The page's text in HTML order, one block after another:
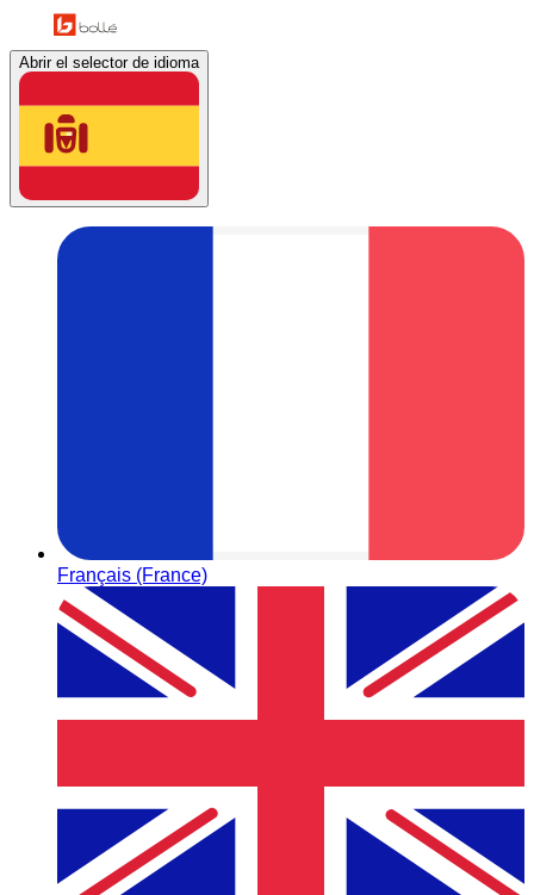
Abrir el selector de idioma
Français (France)